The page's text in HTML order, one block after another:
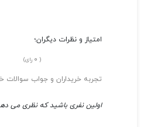
امتیاز و نظرات دیگران؛
(
0 رای)
تجربه خریداران و جواب سوالات
اولین نفری باشید که نظری می